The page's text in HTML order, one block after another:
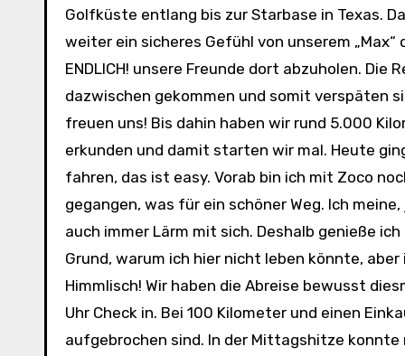
Golfküste entlang bis zur Starbase in Texas.
weiter ein sicheres Gefühl von unserem
ENDLICH! unsere Freunde dort abzuholen.
dazwischen gekommen und somit verspäten
freuen uns! Bis dahin haben wir rund 5.000
erkunden und damit starten wir mal. Heute
fahren, das ist easy. Vorab bin ich mit Zoco
gegangen, was für ein schöner Weg. Ich
auch immer Lärm mit sich. Deshalb genieße
Grund, warum ich hier nicht leben könnte,
Himmlisch! Wir haben die Abreise bewusst
Uhr Check in. Bei 100 Kilometer und einen
aufgebrochen sind. In der Mittagshitze konnte